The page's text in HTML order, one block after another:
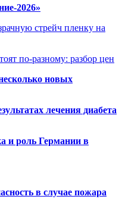
2026»
стрейч пленку на
по-разному: разбор цен
новых
лечения диабета
и роль Германии в
в случае пожара